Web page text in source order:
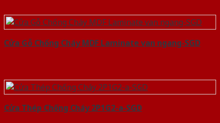
Cửa Gỗ Chống Cháy MDF Laminate van ngang-SGD
Cửa Thép Chống Cháy 2P1G2-a-SGD